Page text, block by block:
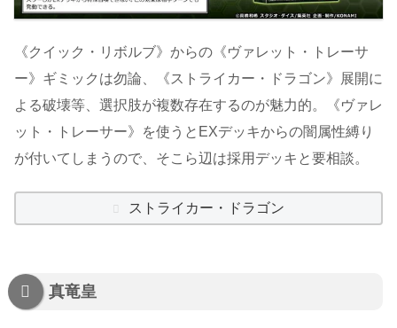
《クイック・リボルブ》からの《ヴァレット・トレーサ
ー》ギミックは勿論、《ストライカー・ドラゴン》展開に
よる破壊等、選択肢が複数存在するのが魅力的。《ヴァレ
ット・トレーサー》を使うとEXデッキからの闇属性縛り
が付いてしまうので、そこら辺は採用デッキと要相談。
ストライカー・ドラゴン
真竜皇